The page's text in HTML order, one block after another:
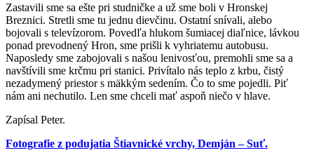
Zastavili sme sa ešte pri studničke a už sme boli v Hronskej
Breznici. Stretli sme tu jednu dievčinu. Ostatní snívali, alebo
bojovali s televízorom. Povedľa hlukom šumiacej diaľnice, lávkou
ponad prevodnený Hron, sme prišli k vyhriatemu autobusu.
Naposledy sme zabojovali s našou lenivosťou, premohli sme sa a
navštívili sme krčmu pri stanici. Privítalo nás teplo z krbu, čistý
nezadymený priestor s mäkkým sedením. Čo to sme pojedli. Piť
nám ani nechutilo. Len sme chceli mať aspoň niečo v hlave.
Zapísal Peter.
Fotografie z podujatia Štiavnické vrchy, Demján – Suť.